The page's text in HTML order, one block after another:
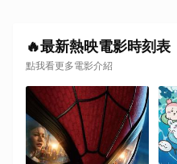
🔥最新熱映電影時刻表
點我看更多電影介紹